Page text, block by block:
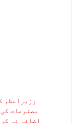
وزیراعظم
مصنوعات
اضافہ نہ